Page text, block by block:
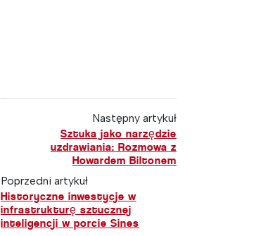
Następny artykuł
Sztuka jako narzędzie
uzdrawiania: Rozmowa z
Howardem Biltonem
Poprzedni artykuł
Historyczne inwestycje w
infrastrukturę sztucznej
inteligencji w porcie Sines